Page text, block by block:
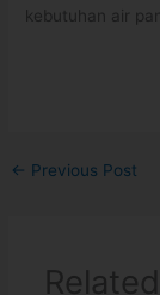
kebutuhan air
← Previous Post